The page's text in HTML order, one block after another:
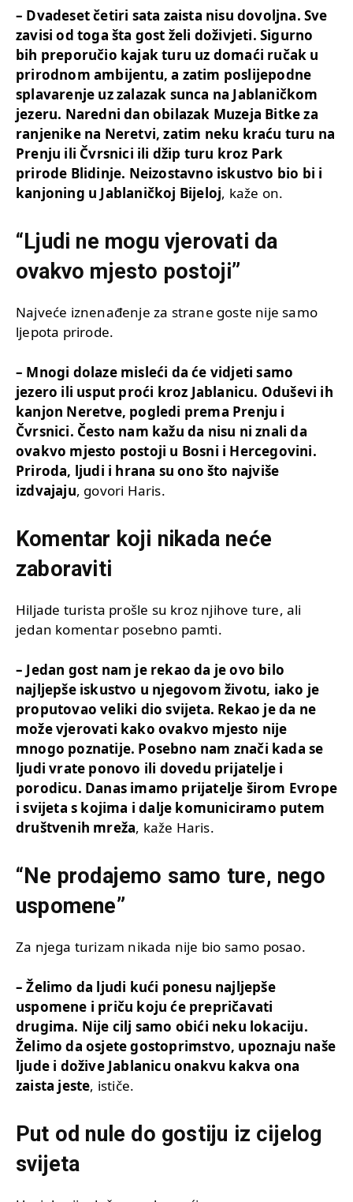
– Dvadeset četiri sata zaista nisu dovoljna. Sve
zavisi od toga šta gost želi doživjeti. Sigurno
bih preporučio kajak turu uz domaći ručak u
prirodnom ambijentu, a zatim poslijepodne
splavarenje uz zalazak sunca na Jablaničkom
jezeru. Naredni dan obilazak Muzeja Bitke za
ranjenike na Neretvi, zatim neku kraću turu na
Prenju ili Čvrsnici ili džip turu kroz Park
prirode Blidinje. Neizostavno iskustvo bio bi i
kanjoning u Jablaničkoj Bijeloj, kaže on.
“Ljudi ne mogu vjerovati da
ovakvo mjesto postoji”
Najveće iznenađenje za strane goste nije samo
ljepota prirode.
– Mnogi dolaze misleći da će vidjeti samo
jezero ili usput proći kroz Jablanicu. Oduševi ih
kanjon Neretve, pogledi prema Prenju i
Čvrsnici. Često nam kažu da nisu ni znali da
ovakvo mjesto postoji u Bosni i Hercegovini.
Priroda, ljudi i hrana su ono što najviše
izdvajaju, govori Haris.
Komentar koji nikada neće
zaboraviti
Hiljade turista prošle su kroz njihove ture, ali
jedan komentar posebno pamti.
– Jedan gost nam je rekao da je ovo bilo
najljepše iskustvo u njegovom životu, iako je
proputovao veliki dio svijeta. Rekao je da ne
može vjerovati kako ovakvo mjesto nije
mnogo poznatije. Posebno nam znači kada se
ljudi vrate ponovo ili dovedu prijatelje i
porodicu. Danas imamo prijatelje širom Evrope
i svijeta s kojima i dalje komuniciramo putem
društvenih mreža, kaže Haris.
“Ne prodajemo samo ture, nego
uspomene”
Za njega turizam nikada nije bio samo posao.
– Želimo da ljudi kući ponesu najljepše
uspomene i priču koju će prepričavati
drugima. Nije cilj samo obići neku lokaciju.
Želimo da osjete gostoprimstvo, upoznaju naše
ljude i dožive Jablanicu onakvu kakva ona
zaista jeste, ističe.
Put od nule do gostiju iz cijelog
svijeta